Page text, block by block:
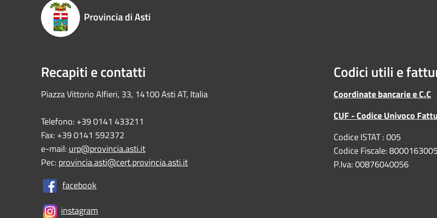
Provincia di Asti
Recapiti e contatti
Piazza Vittorio Alfieri, 33, 14100 Asti AT, Italia
Telefono: +39 0141 433211
Fax: +39 0141 592372
e-mail:urp@provincia.asti.it
Pec: provincia.asti@cert.provincia.asti.it
facebook
instagram
Codici utili e
Coordinate bancarie e C.C
CUF - Codice Univoco
Codice ISTAT : 005
Codice Fiscale:
P.Iva: 00876040056